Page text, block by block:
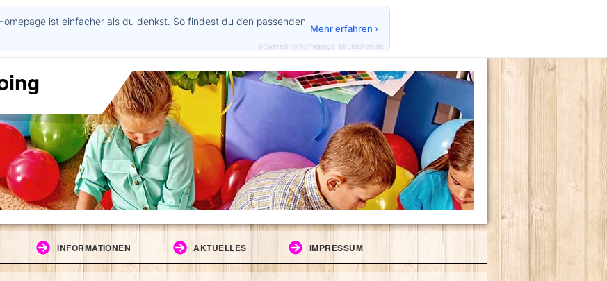
INFORMATIONEN AKTUELLES IMPRESSUM
ist einfacher als du denkst. So findest du den passenden
Mehr erfahren ›
powered by homepage-baukasten.de